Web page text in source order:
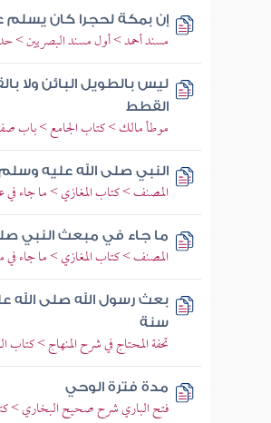
إن بمكة لحجرا كان يسلم
مسند أحمد > أول مسند البصريين >
ليس بالطويل البائن ولا
القطط
موطأ مالك > كتاب الجامع > باب
النبي صلى الله عليه
المصنف > كتاب المغازي > ما جاء في
ما جاء في مبعث النبي
المصنف > كتاب المغازي > ما جاء في
بعث رسول الله صلى الله
سنة
تحفة المحتاج في شرح المنهاج > كتاب
مدة فترة الوحي
فتح الباري شرح صحيح البخاري >